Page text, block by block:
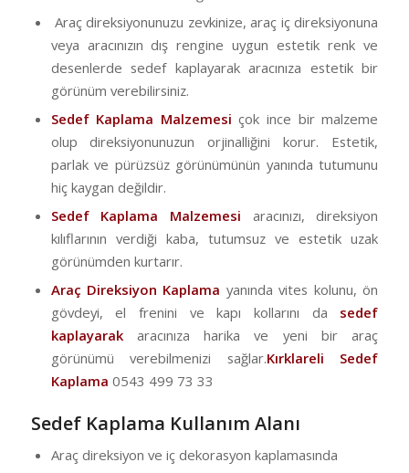
Araç direksiyonunuzu zevkinize, araç iç direksiyonuna
veya aracınızın dış rengine uygun estetik renk ve
desenlerde sedef kaplayarak aracınıza estetik bir
görünüm verebilirsiniz.
Sedef Kaplama Malzemesi çok ince bir malzeme
olup direksiyonunuzun orjinalliğini korur. Estetik,
parlak ve pürüzsüz görünümünün yanında tutumunu
hiç kaygan değildir.
Sedef Kaplama Malzemesi aracınızı, direksiyon
kılıflarının verdiği kaba, tutumsuz ve estetik uzak
görünümden kurtarır.
Araç Direksiyon Kaplama yanında vites kolunu, ön
gövdeyi, el frenini ve kapı kollarını da sedef
kaplayarakaracınıza harika ve yeni bir araç
görünümü verebilmenizi sağlar.Kırklareli Sedef
Kaplama 0543 499 73 33
Sedef Kaplama Kullanım Alanı
Araç direksiyon ve iç dekorasyon kaplamasında